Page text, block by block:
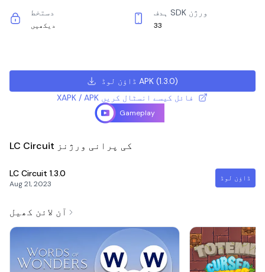
دستخط
دیکھیں
ہدف SDK ورژن
33
ڈاؤن لوڈ APK(1.3.0)
XAPK / APK فائل کیسے انسٹال کریں
Gameplay
LC Circuit کی پرانی ورژنز
LC Circuit 1.3.0
Aug 21, 2023
ڈاؤن لوڈ
آن لائن کھیل